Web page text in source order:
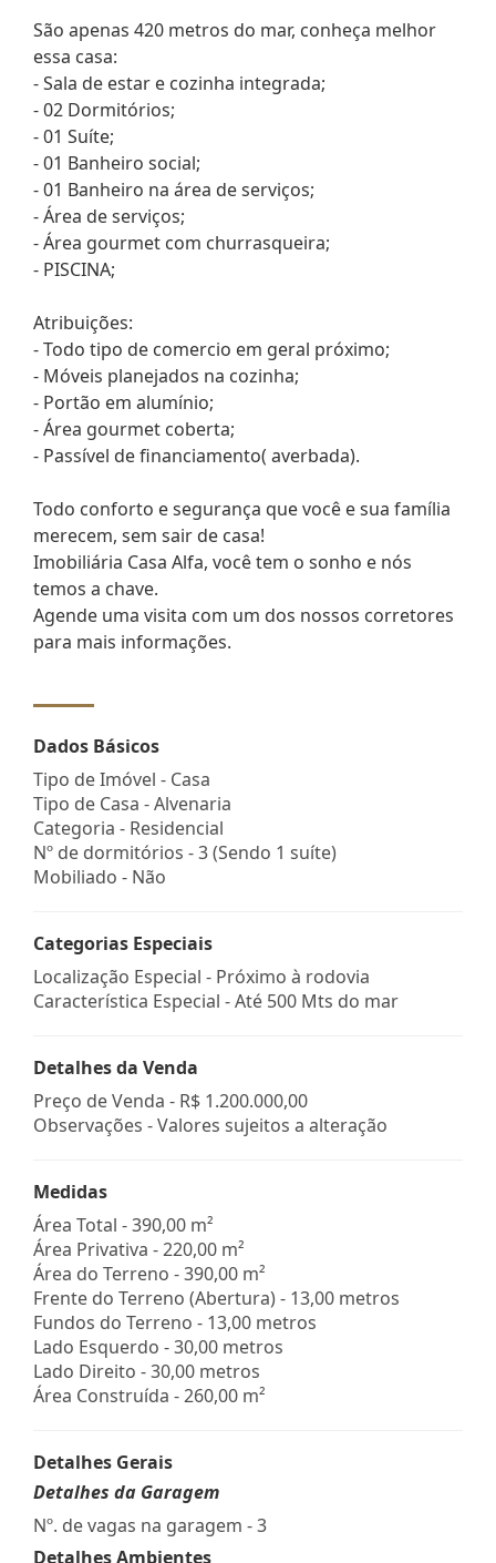
São apenas 420 metros do mar, conheça melhor
essa casa:
- Sala de estar e cozinha integrada;
- 02 Dormitórios;
- 01 Suíte;
- 01 Banheiro social;
- 01 Banheiro na área de serviços;
- Área de serviços;
- Área gourmet com churrasqueira;
- PISCINA;
Atribuições:
- Todo tipo de comercio em geral próximo;
- Móveis planejados na cozinha;
- Portão em alumínio;
- Área gourmet coberta;
- Passível de financiamento( averbada).
Todo conforto e segurança que você e sua família
merecem, sem sair de casa!
Imobiliária Casa Alfa, você tem o sonho e nós
temos a chave.
Agende uma visita com um dos nossos corretores
para mais informações.
Dados Básicos
Tipo de Imóvel - Casa
Tipo de Casa - Alvenaria
Categoria - Residencial
Nº de dormitórios - 3 (Sendo 1 suíte)
Mobiliado - Não
Categorias Especiais
Localização Especial - Próximo à rodovia
Característica Especial - Até 500 Mts do mar
Detalhes da Venda
Preço de Venda - R$ 1.200.000,00
Observações - Valores sujeitos a alteração
Medidas
Área Total - 390,00 m²
Área Privativa - 220,00 m²
Área do Terreno - 390,00 m²
Frente do Terreno (Abertura) - 13,00 metros
Fundos do Terreno - 13,00 metros
Lado Esquerdo - 30,00 metros
Lado Direito - 30,00 metros
Área Construída - 260,00 m²
Detalhes Gerais
Detalhes da Garagem
Nº. de vagas na garagem - 3
Detalhes Ambientes